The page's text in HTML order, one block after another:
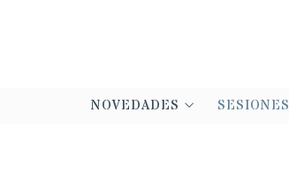
NOVEDADES SESIONES